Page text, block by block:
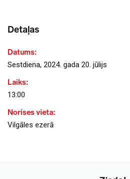
Detaļas
Datums:
Sestdiena, 2024. gada 20. jūlijs
Laiks:
13:00
Norises vieta:
Vilgāles ezerā